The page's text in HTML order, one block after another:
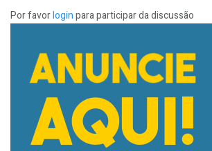
Por favorloginpara participar da discussão